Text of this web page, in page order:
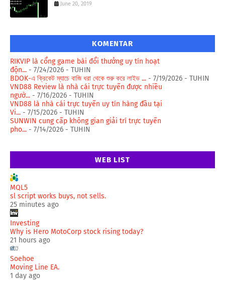
June 20, 2019
KOMENTAR
RIKVIP là cổng game bài đổi thưởng uy tín hoạt
độn... - 7/24/2026 - TUHIN
BDOK-এ ক্রিকেট ম্যাচে বাজি ধরা থেকে শুরু করে লাইভ ... - 7/19/2026 - TUHIN
VND88 Review là nhà cái trực tuyến được nhiều
ngườ... - 7/16/2026 - TUHIN
VND88 là nhà cái trực tuyến uy tín hàng đầu tại
Vi... - 7/15/2026 - TUHIN
SUNWIN cung cấp không gian giải trí trực tuyến
pho... - 7/14/2026 - TUHIN
WEB LIST
MQL5
sl script works buys, not sells.
25 minutes ago
Investing
Why is Hero MotoCorp stock rising today?
21 hours ago
Soehoe
Moving Line EA.
1 day ago